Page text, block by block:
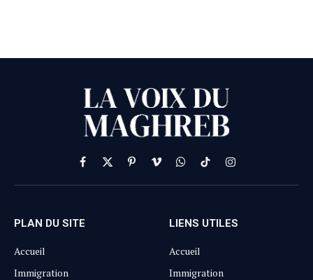
Facebook
X
(Twitter)
PinterestVimeoWhatsApp
TikTokInstagram
PLAN DU SITE
Accueil
Immigration
LIENS UTILES
Accueil
Immigration